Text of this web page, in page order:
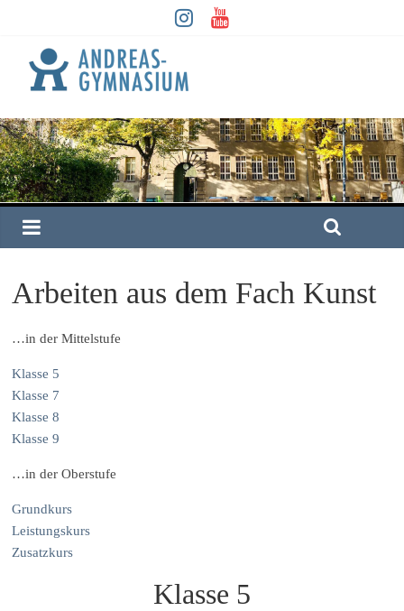
Arbeiten aus dem Fach Kunst
…in der Mittelstufe
Klasse 5
Klasse 7
Klasse 8
Klasse 9
…in der Oberstufe
Grundkurs
Leistungskurs
Zusatzkurs
Klasse 5